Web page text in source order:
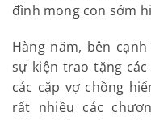
đình mong con sớm
Hàng năm, bên
sự kiện trao tặng
các cặp vợ chồng
rất nhiều các